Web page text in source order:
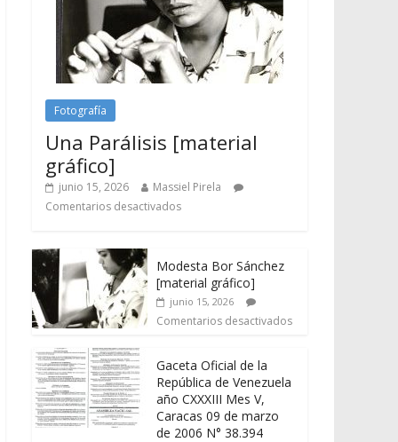
Fotografía
Una Parálisis [material
gráfico]
junio 15, 2026
Massiel Pirela
Comentarios desactivados
Modesta Bor Sánchez
[material gráfico]
junio 15, 2026
Comentarios desactivados
Gaceta Oficial de la
República de Venezuela
año CXXXIII Mes V,
Caracas 09 de marzo
de 2006 N° 38.394